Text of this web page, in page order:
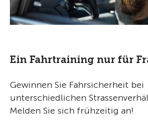
Ein Fahrtraining nur für
Gewinnen Sie Fahrsicherheit bei
unterschiedlichen
Melden Sie sich frühzeitig an!